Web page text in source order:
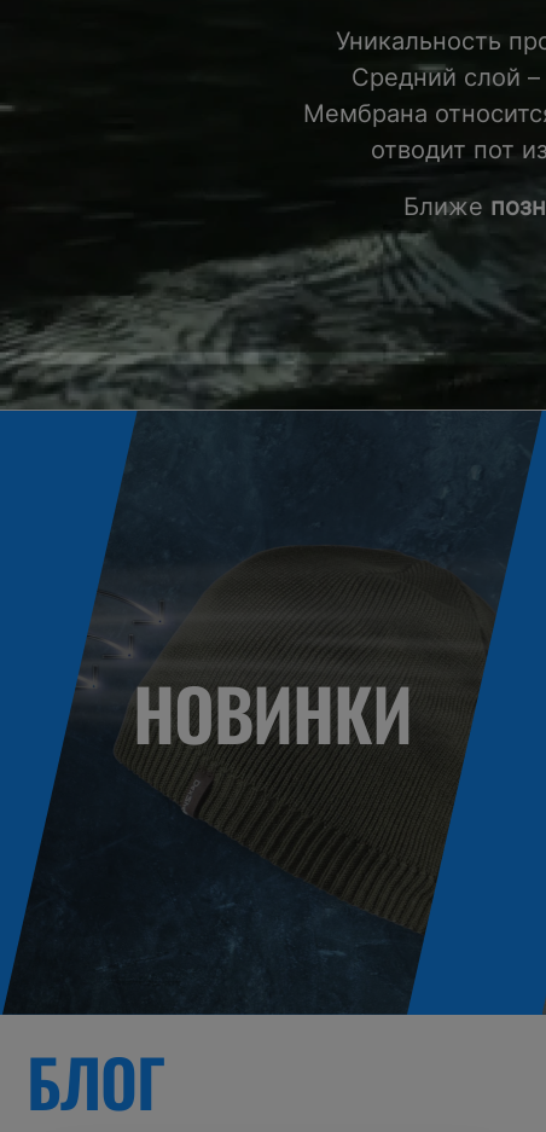
Уникальность
Средний слой –
Мембрана
отводит пот
Ближе
НОВИНКИ
БЛОГ